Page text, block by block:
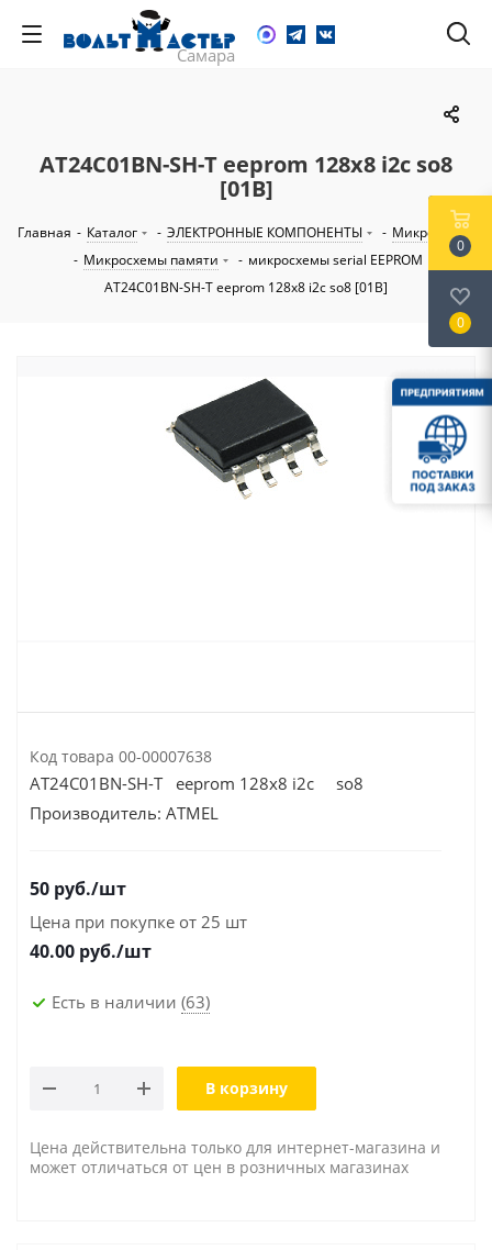
AT24C01BN-SH-T eeprom 128х8 i2c so8
[01B]
Главная - Каталог - ЭЛЕКТРОННЫЕ КОМПОНЕНТЫ - Микросхемы
- Микросхемы памяти - микросхемы serial EEPROM
AT24C01BN-SH-T eeprom 128х8 i2c so8 [01B]
Код товара 00-00007638
AT24C01BN-SH-T eeprom 128х8 i2c so8
Производитель: ATMEL
50 руб./шт
Цена при покупке от 25 шт
40.00 руб./шт
Есть в наличии (63)
В корзину
Цена действительна только для интернет-магазина и
может отличаться от цен в розничных магазинах
0
0